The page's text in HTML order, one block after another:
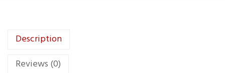
Description
Reviews (0)